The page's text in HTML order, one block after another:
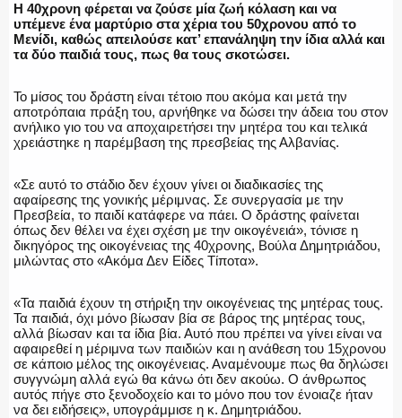
ΠΥΡΟΣΒΕΣΤΙΚΗ
ΛΙΜΕΝΙΚΟ
ΕΝΟΠΛΕΣ ΔΥΝΑΜΕΙΣ
ΕΚΑΒ
ΑΣΤΥΝΟΜΙΚΟ ΡΕΠΟΡΤΑΖ
Η 40χρονη φέρεται να ζούσε μία ζωή κόλαση και να
υπέμενε ένα μαρτύριο στα χέρια του 50χρονου από το
Μενίδι, καθώς απειλούσε κατ’ επανάληψη την ίδια αλλά και
τα δύο παιδιά τους, πως θα τους σκοτώσει.
Το μίσος του δράστη είναι τέτοιο που ακόμα και μετά την
αποτρόπαια πράξη του, αρνήθηκε να δώσει την άδεια του στον
ανήλικο γιο του να αποχαιρετήσει την μητέρα του και τελικά
χρειάστηκε η παρέμβαση της πρεσβείας της Αλβανίας.
«Σε αυτό το στάδιο δεν έχουν γίνει οι διαδικασίες της
αφαίρεσης της γονικής μέριμνας. Σε συνεργασία με την
Πρεσβεία, το παιδί κατάφερε να πάει. Ο δράστης φαίνεται
όπως δεν θέλει να έχει σχέση με την οικογένειά», τόνισε η
δικηγόρος της οικογένειας της 40χρονης, Βούλα Δημητριάδου,
μιλώντας στο «Ακόμα Δεν Είδες Τίποτα».
«Τα παιδιά έχουν τη στήριξη την οικογένειας της μητέρας τους.
Τα παιδιά, όχι μόνο βίωσαν βία σε βάρος της μητέρας τους,
αλλά βίωσαν και τα ίδια βία. Αυτό που πρέπει να γίνει είναι να
αφαιρεθεί η μέριμνα των παιδιών και η ανάθεση του 15χρονου
σε κάποιο μέλος της οικογένειας. Αναμένουμε πως θα δηλώσει
συγγνώμη αλλά εγώ θα κάνω ότι δεν ακούω. Ο άνθρωπος
αυτός πήγε στο ξενοδοχείο και το μόνο που τον ένοιαζε ήταν
να δει ειδήσεις», υπογράμμισε η κ. Δημητριάδου.